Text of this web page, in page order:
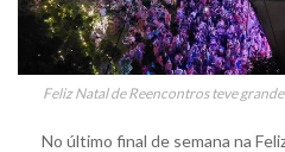
Feliz Natal de Reencontros teve
No último final de semana na